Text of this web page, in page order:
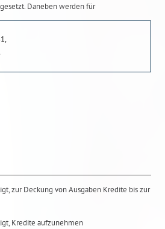
Daneben werden für
zur Deckung von Ausgaben Kredite bis zur
Kredite aufzunehmen